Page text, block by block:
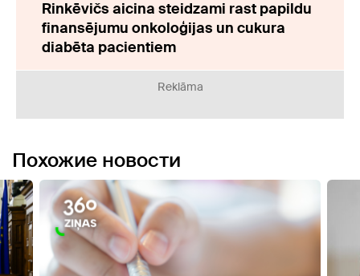
Rinkēvičs aicina steidzami rast papildu
finansējumu onkoloģijas un cukura
diabēta pacientiem
Reklāma
Похожие новости